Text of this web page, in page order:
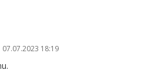
07.07.2023 18:19